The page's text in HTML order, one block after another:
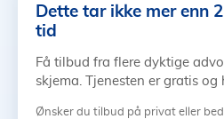
Dette tar ikke mer enn
tid
Få tilbud fra flere dyktige
skjema. Tjenesten er gratis
Ønsker du tilbud på privat eller